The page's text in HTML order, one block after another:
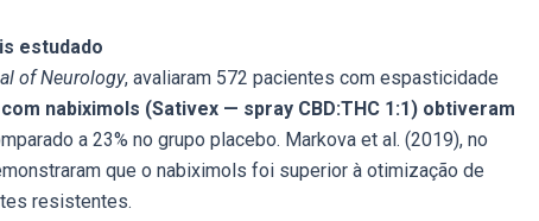
estudado
of Neurology, avaliaram 572 pacientes com espasticidade
nabiximols (Sativex — spray CBD:THC 1:1) obtiveram
a 23% no grupo placebo. Markova et al. (2019), no
que o nabiximols foi superior à otimização de
resistentes.